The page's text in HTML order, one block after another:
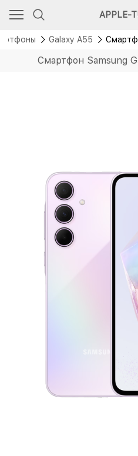
APPLE-
Galaxy A55
Смартфон Samsung